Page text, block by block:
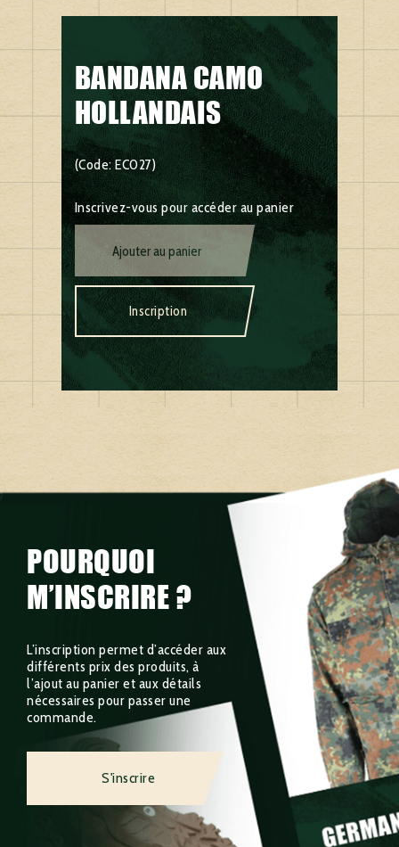
BANDANA CAMO
HOLLANDAIS
(Code: EC027)
Inscrivez-vous pour accéder au panier
Ajouter au panier
Inscription
POURQUOI
M’INSCRIRE ?
L’inscription permet d’accéder aux
différents prix des produits, à
l’ajout au panier et aux détails
nécessaires pour passer une
commande.
S'inscrire